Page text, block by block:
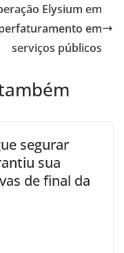
Elysium em
em
serviços públicos
segurar
sua
de final da